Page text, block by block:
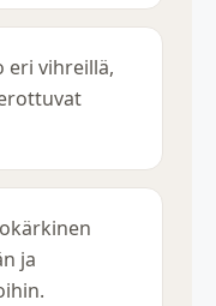
eri vihreillä,
ja